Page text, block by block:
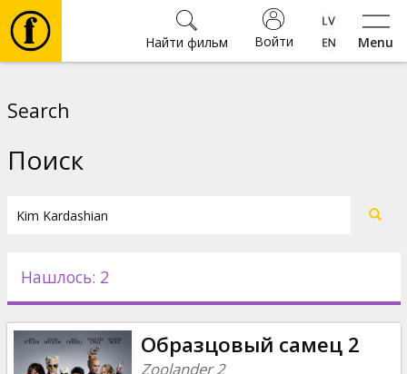
Menu
Войти
Найти фильм
Новости
Подарки
Search
Поиск
Нашлось: 2
Образцовый самец 2
Zoolander 2